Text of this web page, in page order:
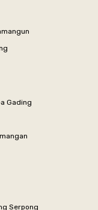
Gading
Serpong